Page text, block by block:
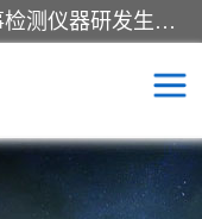
湖南兰思仪器有限公司是一家从事检测仪器研发生产销售和维修保养服务的综合型企业，产品符合国际标准可按需定制专业售前售后工程师，主要有门窗性能体验箱、门窗隔音展示箱、恒温恒湿试验箱、步入式恒温恒湿房、高低温试验箱、老化试验箱、老化试验房、恒温恒湿培养箱、水泥标准养护试验箱、电热鼓风干燥试验箱、真空干燥箱、工业烤箱、盐雾腐蚀试验箱等。
恒湿试验箱